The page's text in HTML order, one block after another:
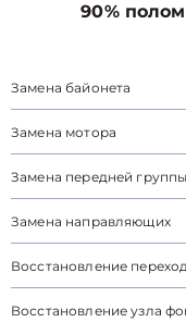
90%
Замена байонета
Замена мотора
Замена передней
Замена направляющих
Восстановление
Восстановление узла